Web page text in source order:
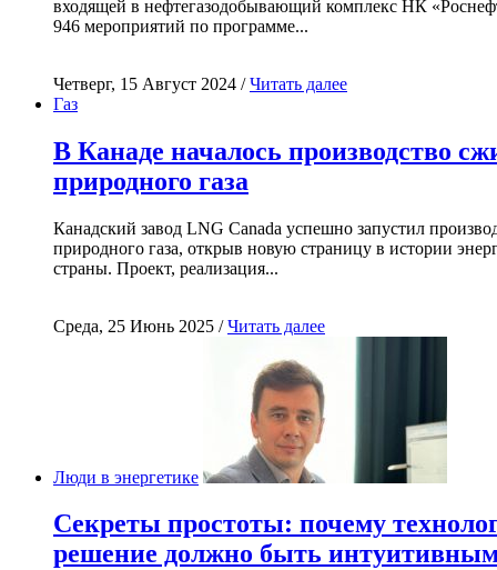
входящей в нефтегазодобывающий комплекс НК
946 мероприятий по программе...
Четверг, 15 Август 2024 /Читать далее
Газ
В Канаде началось производство
природного газа
Канадский завод LNG Canada успешно запустил
природного газа, открыв новую страницу в истории
страны. Проект, реализация...
Среда, 25 Июнь 2025 /Читать далее
Люди в энергетике
Секреты простоты: почему
решение должно быть